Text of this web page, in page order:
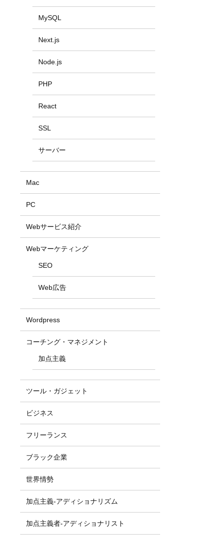
MySQL
Next.js
Node.js
PHP
React
SSL
サーバー
Mac
PC
Webサービス紹介
Webマーケティング
SEO
Web広告
Wordpress
コーチング・マネジメント
加点主義
ツール・ガジェット
ビジネス
フリーランス
ブラック企業
世界情勢
加点主義-アディショナリズム
加点主義者-アディショナリスト